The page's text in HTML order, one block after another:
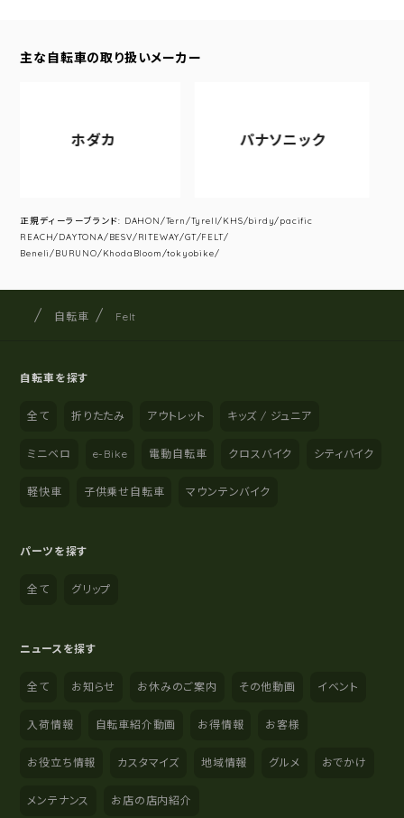
主な自転車の取り扱いメーカー
ホダカ パナソニック
正規ディーラーブランド: DAHON/Tern/Tyrell/KHS/birdy/pacific
REACH/DAYTONA/BESV/RITEWAY/GT/FELT/
Beneli/BURUNO/KhodaBloom/tokyobike/
サイト内の現在地
サイクルショップナカゴヤ
自転車 Felt
自転車を探す
全て 折りたたみ アウトレット キッズ / ジュニア
ミニベロ e-Bike 電動自転車 クロスバイク シティバイク
軽快車 子供乗せ自転車 マウンテンバイク
パーツを探す
全て グリップ
ニュースを探す
全て お知らせ お休みのご案内 その他動画 イベント
入荷情報 自転車紹介動画 お得情報 お客様
お役立ち情報 カスタマイズ 地域情報 グルメ おでかけ
メンテナンス お店の店内紹介